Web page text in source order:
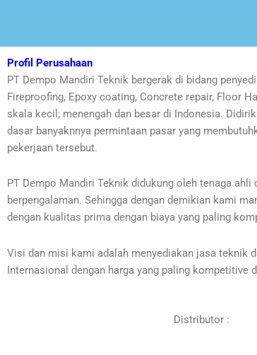
Profil Perusahaan
PT Dempo Mandiri Teknik bergerak di bidang
Fireproofing, Epoxy coating, Concrete repair, Floor
skala kecil; menengah dan besar di Indonesia.
dasar banyaknnya permintaan pasar yang
pekerjaan tersebut.
PT Dempo Mandiri Teknik didukung oleh tenaga ahli
berpengalaman. Sehingga dengan demikian kami
dengan kualitas prima dengan biaya yang paling
Visi dan misi kami adalah menyediakan jasa teknik
Internasional dengan harga yang paling kompetitive
Distributor :